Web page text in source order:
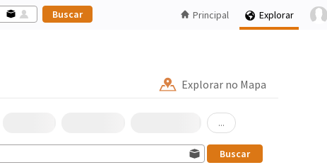
Explorar
Principal
Explorar no Mapa
...